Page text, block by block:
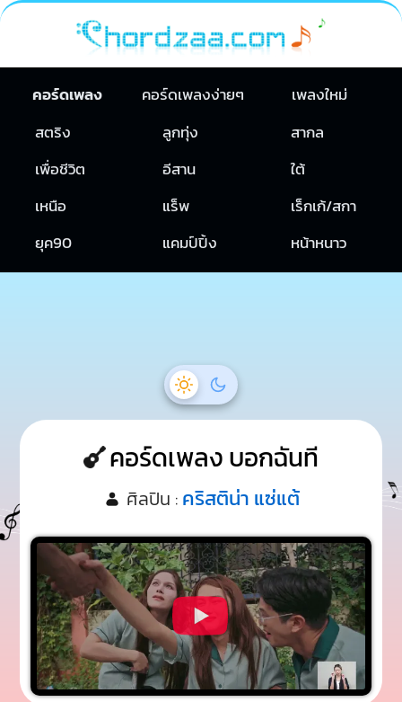
คอร์ดเพลง คอร์ดเพลงง่ายๆ
เพลงใหม่
สตริง
ลูกทุ่ง
สากล
เพื่อชีวิต
อีสาน
ใต้
เหนือ
แร็พ
เร็กเก้/สกา
ยุค90
แคมป์ปิ้ง หน้าหนาว
คอร์ดเพลง บอกฉันที
ศิลปิน : คริสติน่า แซ่แต้